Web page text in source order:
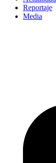
Reportaje
Media